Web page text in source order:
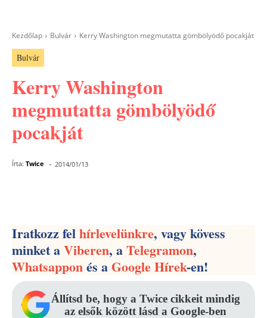
Kezdőlap Bulvár Kerry Washington megmutatta gömbölyödő pocakját
Bulvár
Kerry Washington
megmutatta gömbölyödő
pocakját
Írta: Twice - 2014/01/13
Iratkozz felhírlevelünkre, vagy kövess
minket aViberen, aTelegramon,
Whatsapponés aGoogle Hírek-en!
Állítsd be, hogy a Twice cikkeit mindig
az elsők között lásd a Google-ben